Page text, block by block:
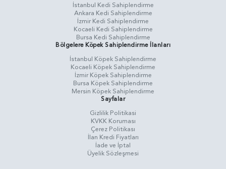
İstanbul Kedi Sahiplendirme
Ankara Kedi Sahiplendirme
İzmir Kedi Sahiplendirme
Kocaeli Kedi Sahiplendirme
Bursa Kedi Sahiplendirme
Bölgelere Köpek Sahiplendirme İlanları
İstanbul Köpek Sahiplendirme
Kocaeli Köpek Sahiplendirme
İzmir Köpek Sahiplendirme
Bursa Köpek Sahiplendirme
Mersin Köpek Sahiplendirme
Sayfalar
Gizlilik Politikasi
KVKK Koruması
Çerez Politikası
İlan Kredi Fiyatları
İade ve İptal
Üyelik Sözleşmesi